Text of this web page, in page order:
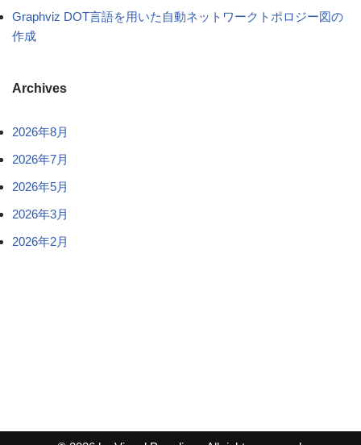
Graphviz DOT言語を用いた自動ネットワークトポロジー図の
作成
Archives
2026年8月
2026年7月
2026年5月
2026年3月
2026年2月